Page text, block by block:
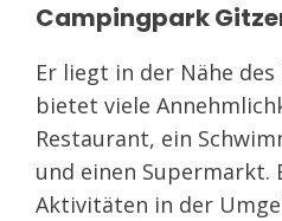
Campingpark
Er liegt in der Nähe des
bietet viele
Restaurant, ein
und einen Supermarkt.
Aktivitäten in der